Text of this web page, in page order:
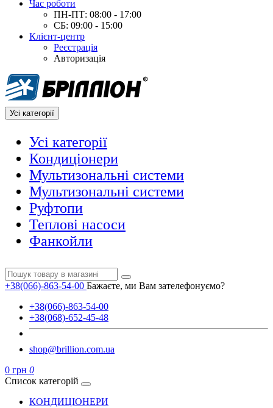
Час роботи
ПН-ПТ: 08:00 - 17:00
СБ: 09:00 - 15:00
Клієнт-центр
Реєстрація
Авторизація
Усі категорії
Усі категорії
Кондиціонери
Мультизональні системи
Мультизональні системи
Руфтопи
Теплові насоси
Фанкойли
+38(066)-863-54-00 Бажаєте, ми Вам зателефонуємо?
+38(066)-863-54-00
+38(068)-652-45-48
shop@brillion.com.ua
0 грн 0
Список категорій
КОНДИЦІОНЕРИ